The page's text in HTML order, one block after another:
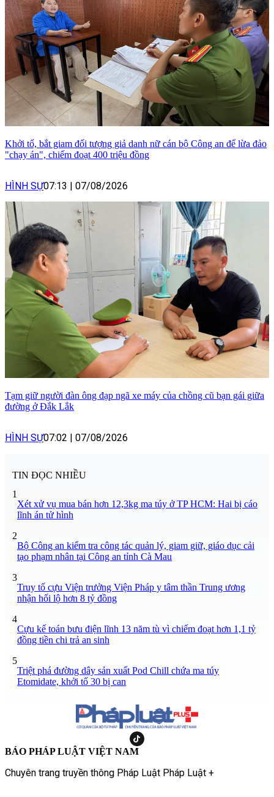
Khởi tố, bắt giam đối tượng giả danh nữ cán bộ Công an để lừa đảo
"chạy án", chiếm đoạt 400 triệu đồng
HÌNH SỰ07:13 07/08/2026
Tạm giữ người đàn ông đạp ngã xe máy của chồng cũ bạn gái giữa
đường ở Đắk Lắk
HÌNH SỰ07:02 07/08/2026
TIN ĐỌC NHIỀU
1
Xét xử vụ mua bán hơn 12,3kg ma túy ở TP HCM: Hai bị cáo
lĩnh án tử hình
2
Bộ Công an kiểm tra công tác quản lý, giam giữ, giáo dục cải
tạo phạm nhân tại Công an tỉnh Cà Mau
3
Truy tố cựu Viện trưởng Viện Pháp y tâm thần Trung ương
nhận hối lộ hơn 8 tỷ đồng
4
Cựu kế toán bưu điện lĩnh 13 năm tù vì chiếm đoạt hơn 1,1 tỷ
đồng tiền chi trả an sinh
5
Triệt phá đường dây sản xuất Pod Chill chứa ma túy
Etomidate, khởi tố 30 bị can
BÁO PHÁP LUẬT VIỆT NAM
Chuyên trang truyền thông Pháp Luật Pháp Luật +